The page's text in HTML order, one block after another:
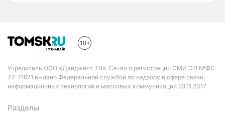
Учредитель ООО «Дайджест ТВ». Св-во о регистрации СМИ ЭЛ №ФС
77-71671 выдано Федеральной службой по надзору в сфере связи,
информационных технологий и массовых коммуникаций 23.11.2017
Разделы